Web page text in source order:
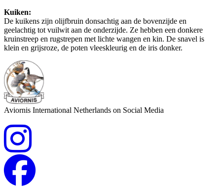
Kuiken:
De kuikens zijn olijfbruin donsachtig aan de bovenzijde en
geelachtig tot vuilwit aan de onderzijde. Ze hebben een donkere
kruinstreep en rugstrepen met lichte wangen en kin. De snavel is
klein en grijsroze, de poten vleeskleurig en de iris donker.
Aviornis International Netherlands on Social Media